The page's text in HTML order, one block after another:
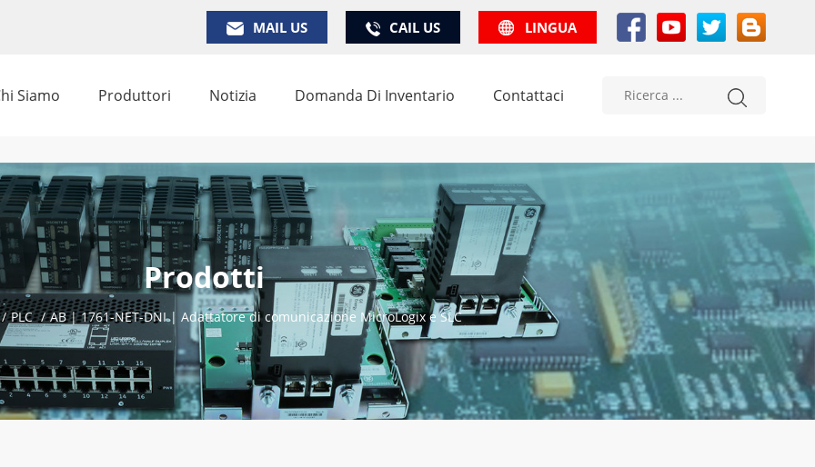
MAIL US CAIL US LINGUA
Siamo Produttori Notizia Domanda Di Inventario Contattaci
Prodotti
/ PLC / AB | 1761-NET-DNI | Adattatore di comunicazione MicroLogix e SLC